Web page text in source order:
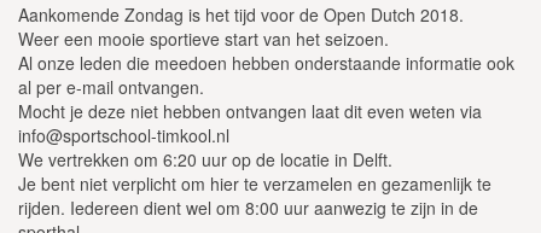
Aankomende Zondag is het tijd voor de Open Dutch 2018.
Weer een mooie sportieve start van het seizoen.
Al onze leden die meedoen hebben onderstaande informatie ook
al per e-mail ontvangen.
Mocht je deze niet hebben ontvangen laat dit even weten via
info@sportschool-timkool.nl
We vertrekken om 6:20 uur op de locatie in Delft.
Je bent niet verplicht om hier te verzamelen en gezamenlijk te
rijden. Iedereen dient wel om 8:00 uur aanwezig te zijn in de